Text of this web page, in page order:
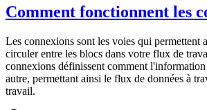
Comment fonctionnent les
Les connexions sont les voies qui permettent
circuler entre les blocs dans votre flux de
connexions définissent comment
autre, permettant ainsi le flux de données à
travail.